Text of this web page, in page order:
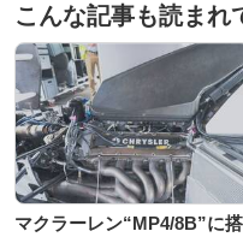
こんな記事も読まれ
マクラーレン“MP4/8B”に搭